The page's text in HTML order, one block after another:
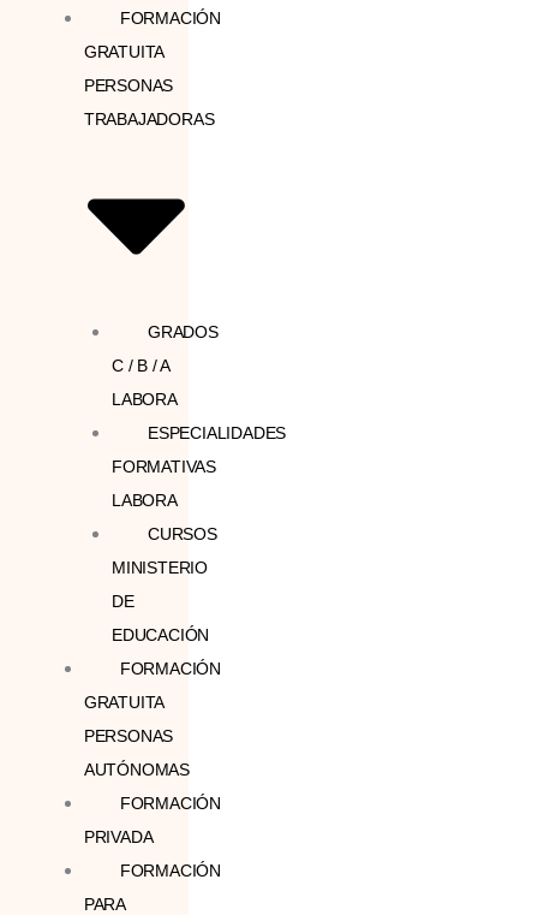
FORMACIÓN
GRATUITA
PERSONAS
TRABAJADORAS
GRADOS
C / B / A
LABORA
ESPECIALIDADES
FORMATIVAS
LABORA
CURSOS
MINISTERIO
DE
EDUCACIÓN
FORMACIÓN
GRATUITA
PERSONAS
AUTÓNOMAS
FORMACIÓN
PRIVADA
FORMACIÓN
PARA